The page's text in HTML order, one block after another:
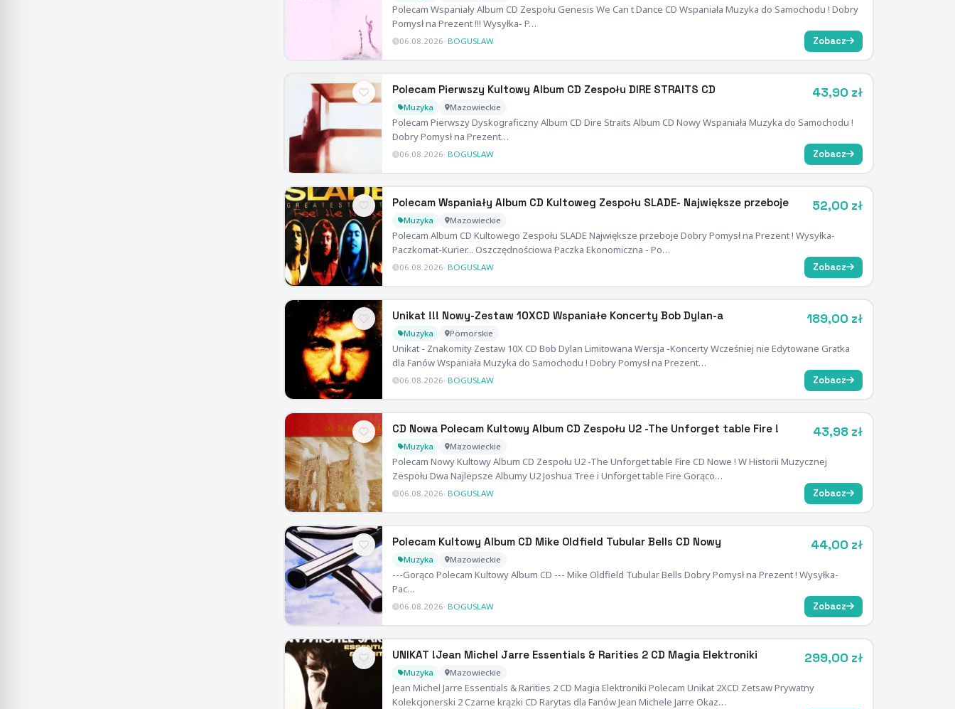
Polecam Wspaniały Album CD Zespołu Genesis We Can t Dance CD Wspaniała Muzyka do Samochodu ! Dobry
Pomysł na Prezent !!! Wysyłka- P…
06.08.2026·BOGUSLAW Zobacz
Polecam Pierwszy Kultowy Album CD Zespołu DIRE STRAITS CD
Muzyka Mazowieckie
43,90 zł
Polecam Pierwszy Dyskograficzny Album CD Dire Straits Album CD Nowy Wspaniała Muzyka do Samochodu !
Dobry Pomysł na Prezent…
06.08.2026·BOGUSLAW Zobacz
Polecam Wspaniały Album CD Kultoweg Zespołu SLADE- Największe przeboje
Muzyka Mazowieckie
52,00 zł
Polecam Album CD Kultowego Zespołu SLADE Największe przeboje Dobry Pomysł na Prezent ! Wysyłka-
Paczkomat-Kurier... Oszczędnościowa Paczka Ekonomiczna - Po…
06.08.2026·BOGUSLAW Zobacz
Unikat !!! Nowy-Zestaw 10XCD Wspaniałe Koncerty Bob Dylan-a
Muzyka Pomorskie
189,00 zł
Unikat - Znakomity Zestaw 10X CD Bob Dylan Limitowana Wersja -Koncerty Wcześniej nie Edytowane Gratka
dla Fanów Wspaniała Muzyka do Samochodu ! Dobry Pomysł na Prezent…
06.08.2026·BOGUSLAW Zobacz
CD Nowa Polecam Kultowy Album CD Zespołu U2 -The Unforget table Fire !
Muzyka Mazowieckie
43,98 zł
Polecam Nowy Kultowy Album CD Zespołu U2 -The Unforget table Fire CD Nowe ! W Historii Muzycznej
Zespołu Dwa Najlepsze Albumy U2 Joshua Tree i Unforget table Fire Gorąco…
06.08.2026·BOGUSLAW Zobacz
Polecam Kultowy Album CD Mike Oldfield Tubular Bells CD Nowy
Muzyka Mazowieckie
44,00 zł
---Gorąco Polecam Kultowy Album CD --- Mike Oldfield Tubular Bells Dobry Pomysł na Prezent ! Wysyłka-
Pac…
06.08.2026·BOGUSLAW Zobacz
UNIKAT !Jean Michel Jarre Essentials & Rarities 2 CD Magia Elektroniki
Muzyka Mazowieckie
299,00 zł
Jean Michel Jarre Essentials & Rarities 2 CD Magia Elektroniki Polecam Unikat 2XCD Zetsaw Prywatny
Kolekcjonerski 2 Czarne krązki CD Rarytas dla Fanów Jean Michele Jarre Okaz…